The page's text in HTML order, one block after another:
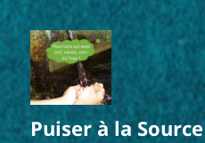
Puiser à la Source